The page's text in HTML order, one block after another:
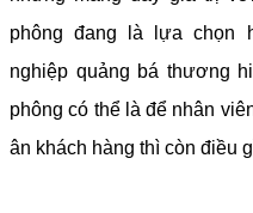
phông đang là lựa chọn
nghiệp quảng bá thương
phông có thể là để nhân
ân khách hàng thì còn điều